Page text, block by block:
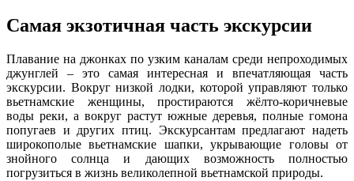
Самая экзотичная часть экскурсии
Плавание на джонках по узким каналам среди непроходимых
джунглей – это самая интересная и впечатляющая часть
экскурсии. Вокруг низкой лодки, которой управляют только
вьетнамские женщины, простираются жёлто-коричневые
воды реки, а вокруг растут южные деревья, полные гомона
попугаев и других птиц. Экскурсантам предлагают надеть
широкополые вьетнамские шапки, укрывающие головы от
знойного солнца и дающих возможность полностью
погрузиться в жизнь великолепной вьетнамской природы.